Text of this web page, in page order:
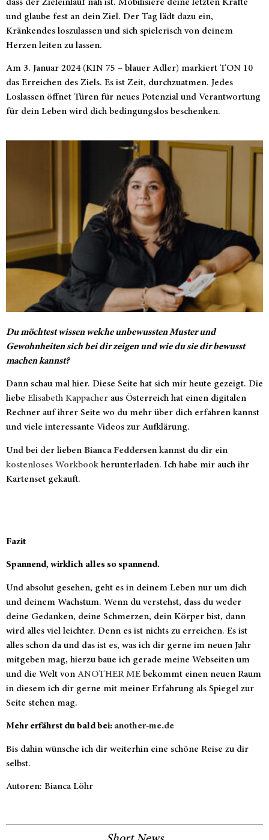
dass der Zieleinlauf nah ist. Mobilisiere deine letzten Kräfte
und glaube fest an dein Ziel. Der Tag lädt dazu ein,
Kränkendes loszulassen und sich spielerisch von deinem
Herzen leiten zu lassen.
Am 3. Januar 2024 (KIN 75 – blauer Adler) markiert TON 10
das Erreichen des Ziels. Es ist Zeit, durchzuatmen. Jedes
Loslassen öffnet Türen für neues Potenzial und Verantwortung
für dein Leben wird dich bedingungslos beschenken.
Du möchtest wissen welche unbewussten Muster und
Gewohnheiten sich bei dir zeigen und wie du sie dir bewusst
machen kannst?
Dann schau mal hier. Diese Seite hat sich mir heute gezeigt. Die
liebe Elisabeth Kappacher aus Österreich hat einen digitalen
Rechner auf ihrer Seite wo du mehr über dich erfahren kannst
und viele interessante Videos zur Aufklärung.
Und bei der lieben Bianca Feddersen kannst du dir ein
kostenloses Workbook herunterladen. Ich habe mir auch ihr
Kartenset gekauft.
Fazit
Spannend, wirklich alles so spannend.
Und absolut gesehen, geht es in deinem Leben nur um dich
und deinem Wachstum. Wenn du verstehst, dass du weder
deine Gedanken, deine Schmerzen, dein Körper bist, dann
wird alles viel leichter. Denn es ist nichts zu erreichen. Es ist
alles schon da und das ist es, was ich dir gerne im neuen Jahr
mitgeben mag, hierzu baue ich gerade meine Webseiten um
und die Welt von ANOTHER ME bekommt einen neuen Raum
in diesem ich dir gerne mit meiner Erfahrung als Spiegel zur
Seite stehen mag.
Mehr erfährst du bald bei: another-me.de
Bis dahin wünsche ich dir weiterhin eine schöne Reise zu dir
selbst.
Autoren: Bianca Löhr